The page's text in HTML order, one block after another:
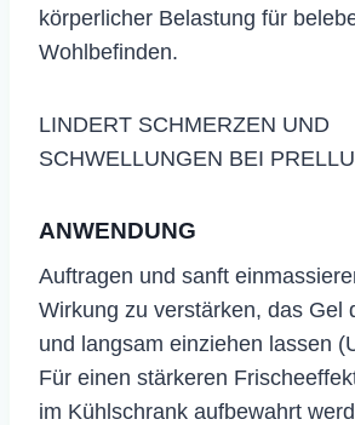
körperlicher Belastung für
Wohlbefinden.
LINDERT SCHMERZEN UND
SCHWELLUNGEN BEI
ANWENDUNG
​Auftragen und sanft
Wirkung zu verstärken, das Gel
und langsam einziehen lassen
Für einen stärkeren
im Kühlschrank aufbewahrt